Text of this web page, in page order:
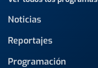
Noticias
Reportajes
Programación